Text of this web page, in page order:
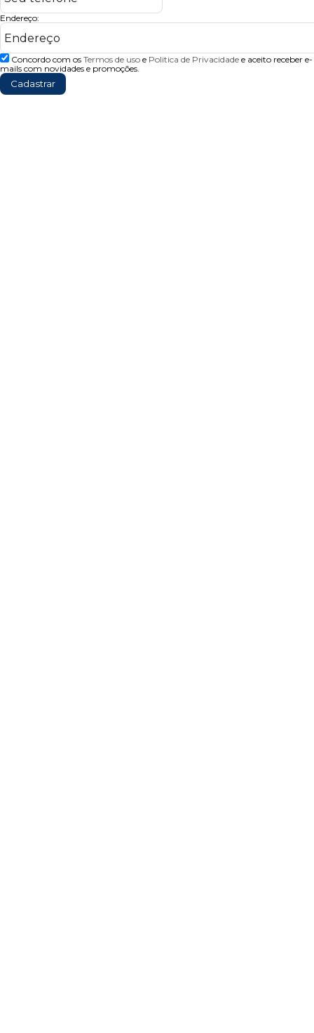
Endereço:
Concordo com os Termos de uso e Politica de Privacidade e aceito receber e-
mails com novidades e promoções.
Cadastrar